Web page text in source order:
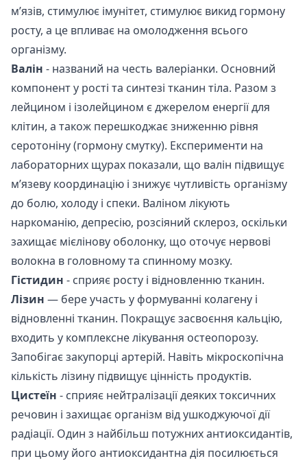
м’язів, стимулює імунітет, стимулює викид гормону
росту, а це впливає на омолодження всього
організму.
Валін - названий на честь валеріанки. Основний
компонент у рості та синтезі тканин тіла. Разом з
лейцином і ізолейцином є джерелом енергії для
клітин, а також перешкоджає зниженню рівня
серотоніну (гормону смутку). Експерименти на
лабораторних щурах показали, що валін підвищує
м’язеву координацію і знижує чутливість організму
до болю, холоду і спеки. Валіном лікують
наркоманію, депресію, розсіяний склероз, оскільки
захищає мієлінову оболонку, що оточує нервові
волокна в головному та спинному мозку.
Гістидин - сприяє росту і відновленню тканин.
Лізин — бере участь у формуванні колагену і
відновленні тканин. Покращує засвоєння кальцію,
входить у комплексне лікування остеопорозу.
Запобігає закупорці артерій. Навіть мікроскопічна
кількість лізину підвищує цінність продуктів.
Цистеїн - сприяє нейтралізації деяких токсичних
речовин і захищає організм від ушкоджуючої дії
радіації. Один з найбільш потужних антиоксидантів,
при цьому його антиоксидантна дія посилюється